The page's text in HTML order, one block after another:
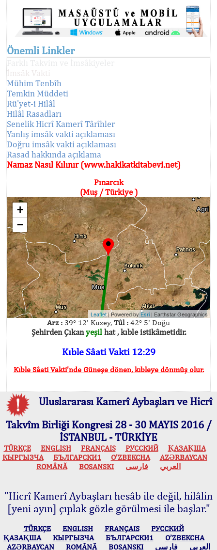
Önemli Linkler
İmsâk Vakti
Mühim Tenbîh
Temkin Müddeti
Rü'yet-i Hilâl
Hilâl Rasadları
Senelik Hicrî Kamerî Târîhler
Yanlış imsâk vakti açıklaması
Doğru imsâk vakti açıklaması
Rasad hakkında açıklama
Namaz Nasıl Kılınır (www.hakikatkitabevi.net)
Pınarcık
(Muş / Türkiye )
+
−
Leaflet| Powered byEsri | Earthstar Geographics
Arz : 39° 12' Kuzey, Tûl : 42° 5' Doğu
Şehirden Çıkanyeşilhat , kıble istikâmetidir.
Kıble Sâati Vakti 12:29
Kıble Sâati Vakti'nde Güneşe dönen, kıbleye dönmüş olur.
Uluslararası Kamerî Aybaşları ve Hicrî
Takvîm Birliği Kongresi 28 - 30 MAYIS 2016 /
İSTANBUL - TÜRKİYE
TÜRKÇE ENGLISH FRANÇAIS РУССКИЙ
ҚАЗАҚША
КЫPГЫЗЧA
БЪЛГАРСКИ1 O’ZBEKCHA
AZӘRBAYCAN
ROMÂNĂ
BOSANSKI العربي فارسی
"Hicrî Kamerî Aybaşları hesâb ile değil, hilâlin
[yeni ayın] çıplak gözle görülmesi ile başlar."
TÜRKÇE ENGLISH FRANÇAIS
РУССКИЙ
ҚАЗАҚША
КЫPГЫЗЧA БЪЛГАРСКИ1
O’ZBEKCHA
AZӘRBAYCAN
ROMÂNĂ BOSANSKI العربي فارسی